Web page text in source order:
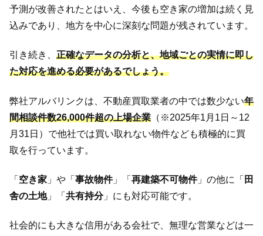
予測が改善されたとはいえ、今後も空き家の増加は続く見
込みであり、地方を中心に深刻な問題が残されています。
引き続き、 正確なデータの分析と、地域ごとの実情に即し
た対応を進める必要があるでしょう。
弊社アルバリンクは、不動産買取業者の中では数少ない年
間相談件数26,000件超の上場企業 （※2025年1月1日～12
月31日）で他社では買い取れない物件なども積極的に買
取を行っています。
「 空き家 」や「 事故物件」「 再建築不可物件」の他に「 田
舎の土地」「 共有持分」にも対応可能です。
社会的にも大きな信用がある会社で、無理な営業などは一